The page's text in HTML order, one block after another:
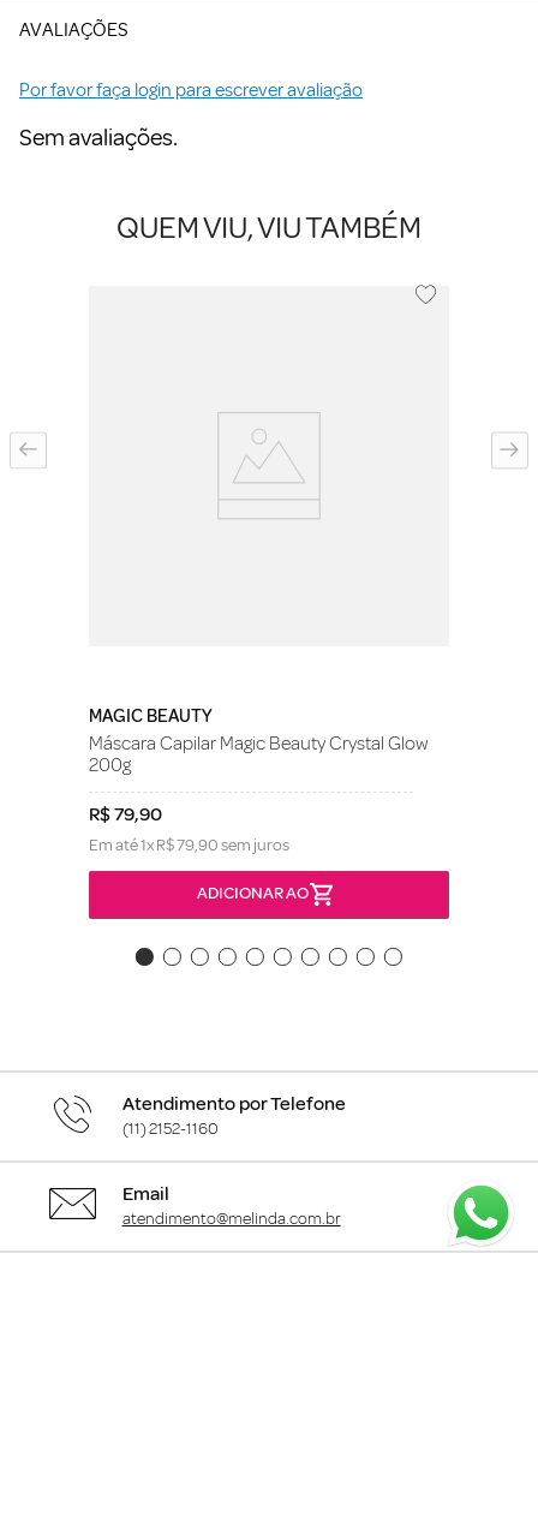
AVALIAÇÕES
Por favor faça login para escrever avaliação
Sem avaliações.
QUEM VIU, VIU TAMBÉM
MAGIC BEAUTY
Máscara Capilar Magic Beauty Crystal Glow
200g
R$79,90
Em até1xR$79,90sem juros
ADICIONAR AO
Atendimento por Telefone
(11) 2152-1160
Email
atendimento@melinda.com.br